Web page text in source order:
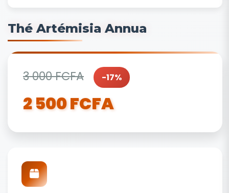
Thé Artémisia Annua
3 000 FCFA -17%
2 500 FCFA